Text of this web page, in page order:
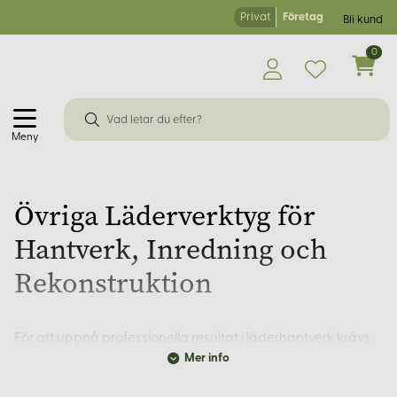
Privat Företag Bli kund
Meny
0
Övriga Läderverktyg för
Hantverk, Inredning och
Rekonstruktion
För att uppnå professionella resultat i läderhantverk krävs
inte bara grundläggande verktyg utan även specialiserade
Mer info